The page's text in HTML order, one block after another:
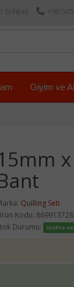
Sohbet +90
Giyim ve
Quilling Seti
Kodu:
Durumu:
Stokta